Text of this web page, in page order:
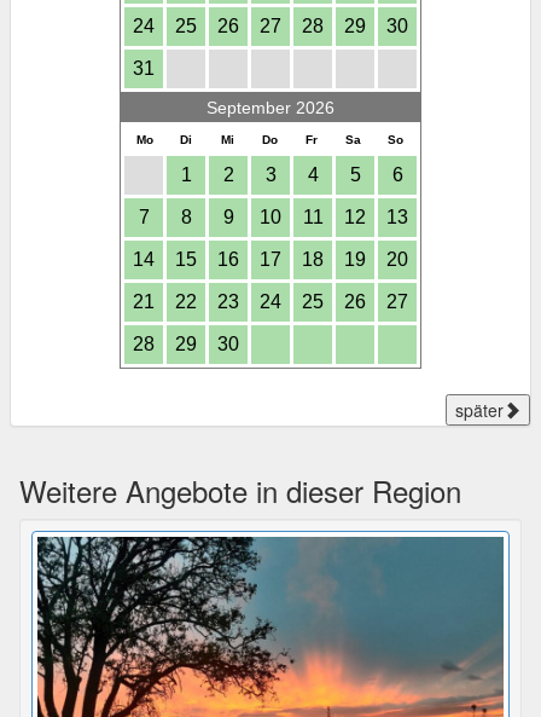
24 25 26 27 28 29 30
31
September 2026
Mo Di Mi Do Fr Sa So
1 2 3 4 5 6
7 8 9 10 11 12 13
14 15 16 17 18 19 20
21 22 23 24 25 26 27
28 29 30
später
Weitere Angebote in dieser Region